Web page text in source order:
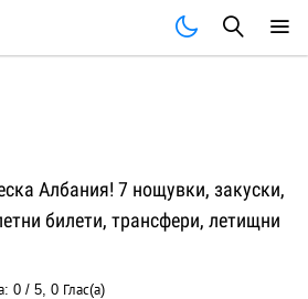
Албания! 7 нощувки, закуски,
билети, трансфери, летищни
0 /5,0 Глас(а)